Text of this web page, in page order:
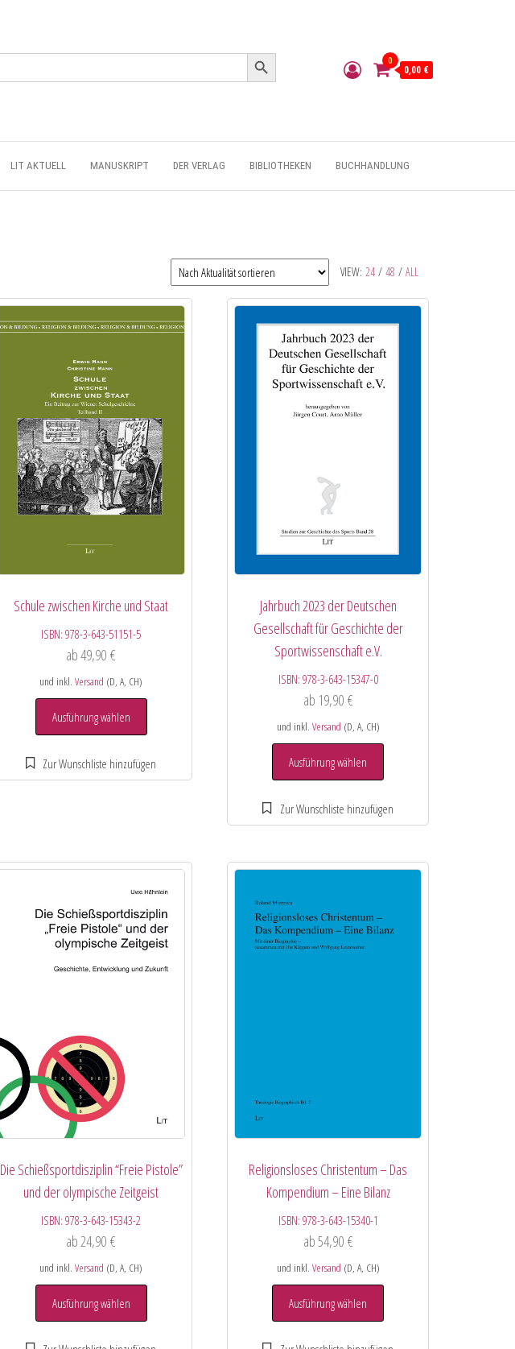
Search Button
0
0,00 €
LIT AKTUELL MANUSKRIPT DER VERLAG BIBLIOTHEKEN BUCHHANDLUNG
VIEW: 24 / 48 / ALL
Schule zwischen Kirche und Staat
ISBN:978-3-643-51151-5
ab49,90€
und inkl.Versand (D, A, CH)
Ausführung wählen
Jahrbuch 2023 der Deutschen
Gesellschaft für Geschichte der
Sportwissenschaft e.V.
ISBN: 978-3-643-15347-0
ab 19,90 €
und inkl. Versand (D, A, CH)
Ausführung wählen
Die Schießsportdisziplin “Freie Pistole”
und der olympische Zeitgeist
ISBN:978-3-643-15343-2
ab 24,90€
und inkl.Versand (D, A, CH)
Ausführung wählen
Religionsloses Christentum – Das
Kompendium – Eine Bilanz
ISBN: 978-3-643-15340-1
ab 54,90 €
und inkl. Versand (D, A, CH)
Ausführung wählen